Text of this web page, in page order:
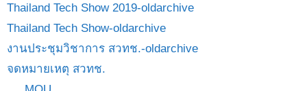
Thailand Tech Show 2019-oldarchive
Thailand Tech Show-oldarchive
งานประชุมวิชาการ สวทช.-oldarchive
จดหมายเหตุ สวทช.